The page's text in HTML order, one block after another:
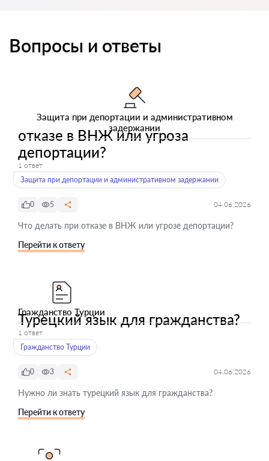
Вопросы и ответы
Защита при депортации и административном
задержании
отказе в ВНЖ или угроза
депортации?
1 ответ
Защита при депортации и административном задержании
0 5 04.06.2026
Что делать при отказе в ВНЖ или угрозе депортации?
Перейти к ответу
Гражданство Турции
Турецкий язык для гражданства?
1 ответ
Гражданство Турции
0 3 04.06.2026
Нужно ли знать турецкий язык для гражданства?
Перейти к ответу